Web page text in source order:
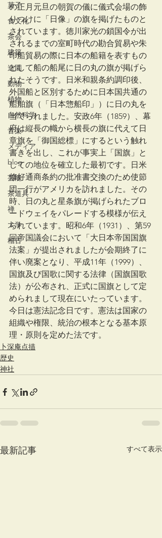
菓子
食文化
茶会
建築
造園
動物
植物
自然科学
音楽
メディア
blog
芸能
茶道具
禅
大学
稽古
の正月元旦の朝賀の儀に儀式会場の飾
りつけに「日像」の旗を掲げたものと
されています。徳川家光の鎖国令が出
されるまでの室町時代の勘合貿易や朱
印船貿易の際に日本の船籍を表すもの
として船の船尾に日の丸の旗が掲げら
れたそうです。日米和親条約調印後、
外国船と区別するために日本国共通の
船舶旗（「日本惣船印」）に日の丸を
当てられました。安政6年（1859）、幕
府は縦長の幟から横長の旗に代えて日
章旗を「御国総標」にするという触れ
書きを出し、これが事実上「国旗」と
しての地位を確立した最初です。日米
修好通商条約の批准書交換のため使節
団一行がアメリカを訪れました。その
時、日の丸と星条旗が掲げられたブロ
ードウェイをパレードする模様が伝え
られています。昭和6年（1931）、第59
回帝国議会において「大日本帝国国旗
法案」が提出されましたが会期終了に
伴い廃案となり、平成11年（1999）、
国旗及び国歌に関する法律（国旗国歌
法）が公布され、正式に国旗として定
められまして現在にいたっています。
今日は憲法記念日です。憲法は国家の
組織や権限、統治の根本となる基本原
理・原則を定めた法です。
卜深庵点描
歴史
神社
最新記事 すべて表示